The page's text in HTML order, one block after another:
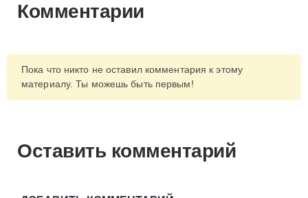
Комментарии
Пока что никто не оставил комментария к этому
материалу. Ты можешь быть первым!
Оставить комментарий